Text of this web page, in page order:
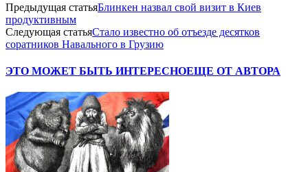
Предыдущая статьяБлинкен назвал свой визит в Киев
продуктивным
Следующая статьяСтало известно об отъезде десятков
соратников Навального в Грузию
ЭТО МОЖЕТ БЫТЬ ИНТЕРЕСНОЕЩЕ ОТ АВТОРА